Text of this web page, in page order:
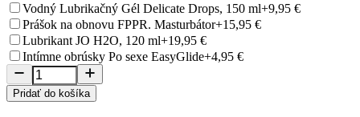
Vodný Lubrikačný Gél Delicate Drops, 150 ml+9,95 €
Prášok na obnovu FPPR. Masturbátor+15,95 €
Lubrikant JO H2O, 120 ml+19,95 €
Intímne obrúsky Po sexe EasyGlide+4,95 €
Pridať do košíka